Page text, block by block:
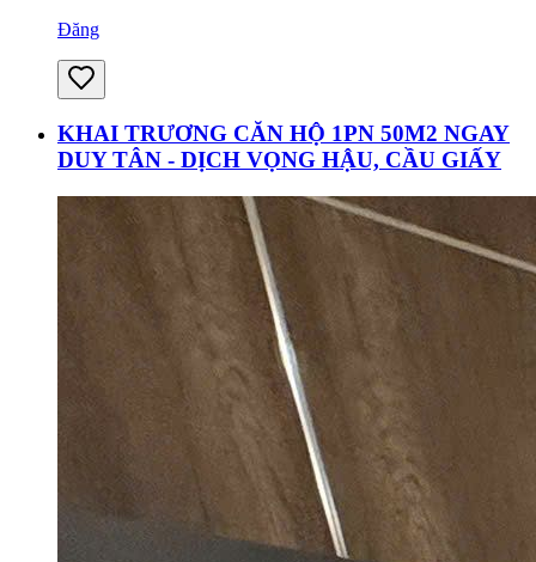
Đăng
KHAI TRƯƠNG CĂN HỘ 1PN 50M2 NGAY
DUY TÂN - DỊCH VỌNG HẬU, CẦU GIẤY